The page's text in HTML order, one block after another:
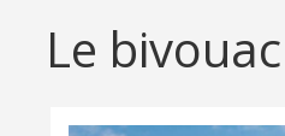
Le bivouac